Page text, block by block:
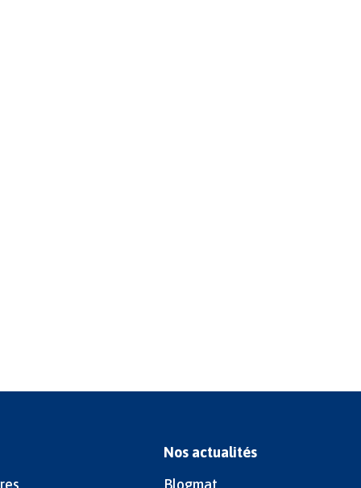
Nos actualités
Blogmat